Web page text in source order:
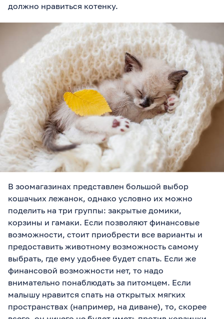
должно нравиться котенку.
В зоомагазинах представлен большой выбор
кошачьих лежанок, однако условно их можно
поделить на три группы: закрытые домики,
корзины и гамаки. Если позволяют финансовые
возможности, стоит приобрести все варианты и
предоставить животному возможность самому
выбрать, где ему удобнее будет спать. Если же
финансовой возможности нет, то надо
внимательно понаблюдать за питомцем. Если
малышу нравится спать на открытых мягких
пространствах (например, на диване), то, скорее